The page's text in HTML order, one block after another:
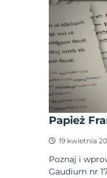
Papież
19 kwietnia
Poznaj i
Gaudium nr